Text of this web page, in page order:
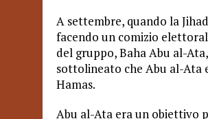
A settembre, quando la
facendo un comizio
del gruppo, Baha Abu al-
sottolineato che Abu al-Ata
Hamas.
Abu al-Ata era un obiettivo